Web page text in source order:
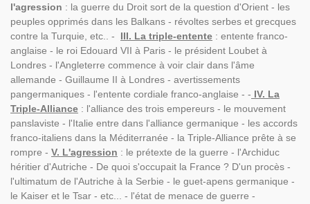
l'agression : la guerre du Droit sort de la question d'Orient - les
peuples opprimés dans les Balkans - révoltes serbes et grecques
contre la Turquie, etc.. - III. La triple-entente : entente franco-
anglaise - le roi Edouard VII à Paris - le président Loubet à
Londres - l'Angleterre commence à voir clair dans l'âme
allemande - Guillaume II à Londres - avertissements
pangermaniques - l'entente cordiale franco-anglaise - - IV. La
Triple-Alliance : l'alliance des trois empereurs - le mouvement
panslaviste - l'Italie entre dans l'alliance germanique - les accords
franco-italiens dans la Méditerranée - la Triple-Alliance prête à se
rompre - V. L'agression : le prétexte de la guerre - l'Archiduc
héritier d'Autriche - De quoi s'occupait la France ? D'un procès -
l'ultimatum de l'Autriche à la Serbie - le guet-apens germanique -
le Kaiser et le Tsar - etc... - l'état de menace de guerre -